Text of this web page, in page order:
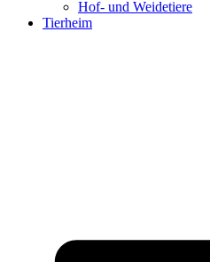
Hof- und Weidetiere
Tierheim